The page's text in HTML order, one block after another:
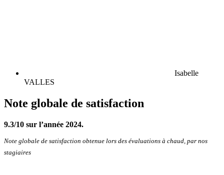
Isabelle
VALLES
Note globale de satisfaction
9.3/10 sur l’année 2024.
Note globale de satisfaction obtenue lors des évaluations à chaud, par nos
stagiaires